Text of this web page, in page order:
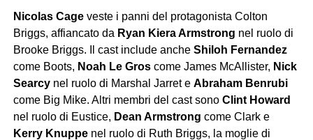
Nicolas Cageveste i panni del protagonista Colton
Briggs, affiancato da Ryan Kiera Armstrong nel ruolo di
Brooke Briggs. Il cast include anche Shiloh Fernandez
come Boots, Noah Le Groscome James McAllister, Nick
Searcynel ruolo di Marshal Jarret e Abraham Benrubi
come Big Mike. Altri membri del cast sono Clint Howard
nel ruolo di Eustice, Dean Armstrong come Clark e
Kerry Knuppenel ruolo di Ruth Briggs, la moglie di